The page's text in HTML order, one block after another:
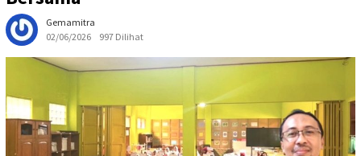
Gemamitra
02/06/2026
997 Dilihat